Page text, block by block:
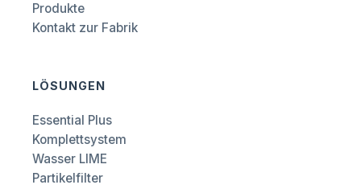
Produkte
Kontakt zur Fabrik
LÖSUNGEN
Essential Plus
Komplettsystem
Wasser LIME
Partikelfilter